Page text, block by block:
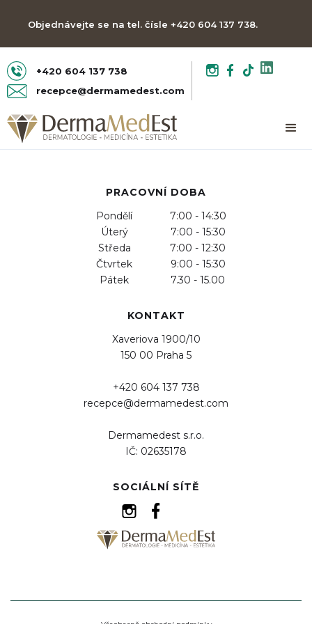
Objednávejte se na tel. čísle +420 604 137 738.
+420 604 137 738
recepce@dermamedest.com
KONTAKT
Xaveriova 1900/10
150 00 Praha 5
+420 604 137 738
recepce@dermamedest.com
Dermamedest s.r.o.
IČ: 02635178
PRACOVNÍ DOBA
Pondělí
Úterý
Středa
Čtvrtek
Pátek
7:00 - 14:30
7:00 - 15:30
7:00 - 12:30
9:00 - 15:30
7.30 - 15.00
SOCIÁLNÍ SÍTĚ